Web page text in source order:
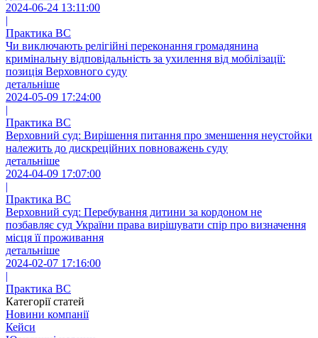
2024-06-24 13:11:00
|
Практика ВС
Чи виключають релігійні переконання громадянина
кримінальну відповідальність за ухилення від мобілізації:
позиція Верховного суду
детальніше
2024-05-09 17:24:00
|
Практика ВС
Верховний суд: Вирішення питання про зменшення неустойки
належить до дискреційних повноважень суду
детальніше
2024-04-09 17:07:00
|
Практика ВС
Верховний суд: Перебування дитини за кордоном не
позбавляє суд України права вирішувати спір про визначення
місця її проживання
детальніше
2024-02-07 17:16:00
|
Практика ВС
Категорії статей
Новини компанії
Кейси